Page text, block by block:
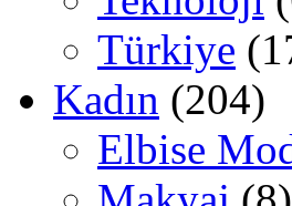
Türkiye
Kadın (204)
Elbise